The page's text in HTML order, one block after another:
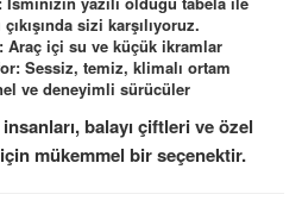
sizi karşılıyoruz.
Araç içi su ve küçük ikramlar
Sessiz, temiz, klimalı ortam
ve deneyimli sürücüler
balayı çiftleri ve özel
mükemmel bir seçenektir.